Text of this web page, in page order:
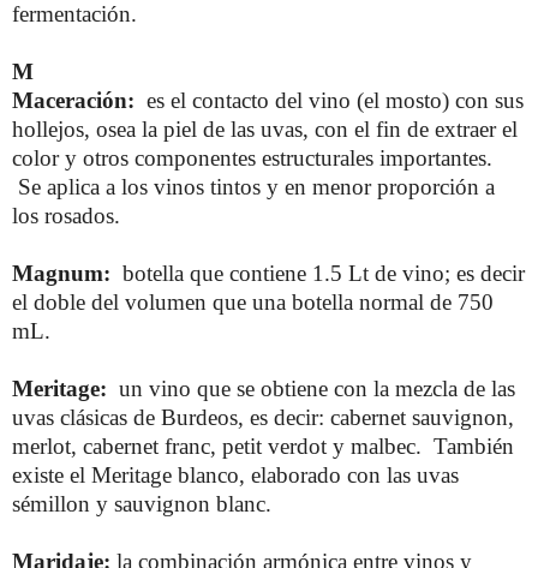
fermentación.
M
Maceración: es el contacto del vino (el mosto) con sus
hollejos, osea la piel de las uvas, con el fin de extraer el
color y otros componentes estructurales importantes.
Se aplica a los vinos tintos y en menor proporción a
los rosados.
Magnum: botella que contiene 1.5 Lt de vino; es decir
el doble del volumen que una botella normal de 750
mL.
Meritage: un vino que se obtiene con la mezcla de las
uvas clásicas de Burdeos, es decir: cabernet sauvignon,
merlot, cabernet franc, petit verdot y malbec. También
existe el Meritage blanco, elaborado con las uvas
sémillon y sauvignon blanc.
Maridaje: la combinación armónica entre vinos y